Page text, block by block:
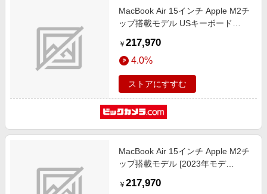
MacBook Air 15インチ Apple M2チ
ップ搭載モデル USキーボード
16GB/8コアCPUと10コアGPU] ス
ターライト MQTL3JA/A
￥ 217,970
4.0%
ストアにすすむ
MacBook Air 15インチ Apple M2チ
ップ搭載モデル [2023年モデ
CPUと10コアGPU] スターライト
￥ 217,970